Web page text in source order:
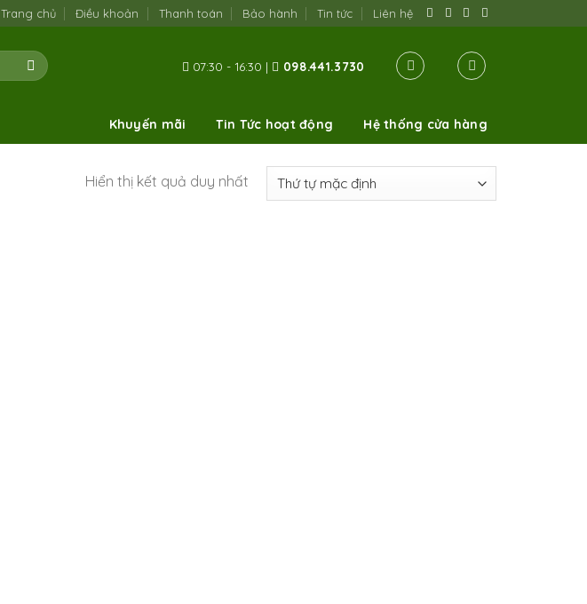
Trang chủ Điều khoản Thanh toán Bảo hành Tin tức Liên hệ
07:30 - 16:30 | 098.441.3730
Khuyến mãi Tin Tức hoạt động Hệ thống cửa hàng
Hiển thị kết quả duy nhất